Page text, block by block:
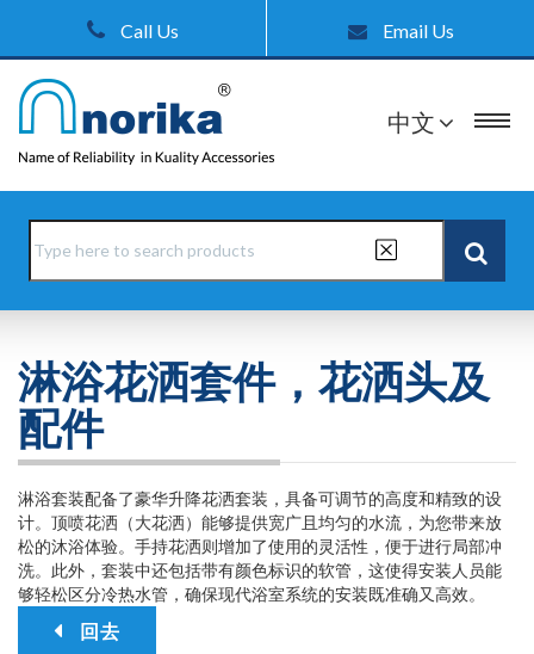
Call Us Email Us
中文
淋浴花洒套件，花洒头及
配件
淋浴套装配备了豪华升降花洒套装，具备可调节的高度和精致的设
计。顶喷花洒（大花洒）能够提供宽广且均匀的水流，为您带来放
松的沐浴体验。手持花洒则增加了使用的灵活性，便于进行局部冲
洗。此外，套装中还包括带有颜色标识的软管，这使得安装人员能
够轻松区分冷热水管，确保现代浴室系统的安装既准确又高效。
回去